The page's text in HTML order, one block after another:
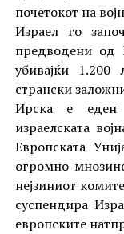
почетокот на
Израел го
предводени од
убивајќи
странски
Ирска е еден
израелската
Европската
огромно
нејзиниот
суспендира
европските